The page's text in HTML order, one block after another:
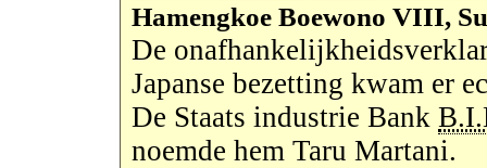
Hamengkoe Boewono VIII,
De
Japanse bezetting kwam er
De Staats industrie Bank
noemde hem Taru Martani.